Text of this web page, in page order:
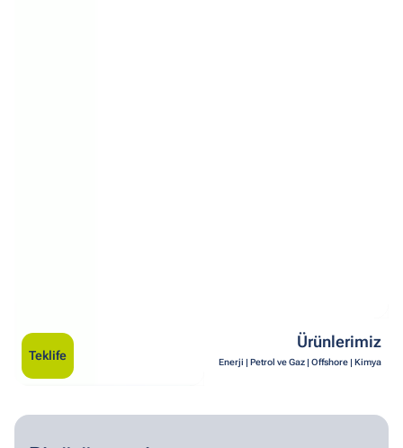
Teklife
Ürünlerimiz
Enerji | Petrol ve Gaz | Offshore | Kimya